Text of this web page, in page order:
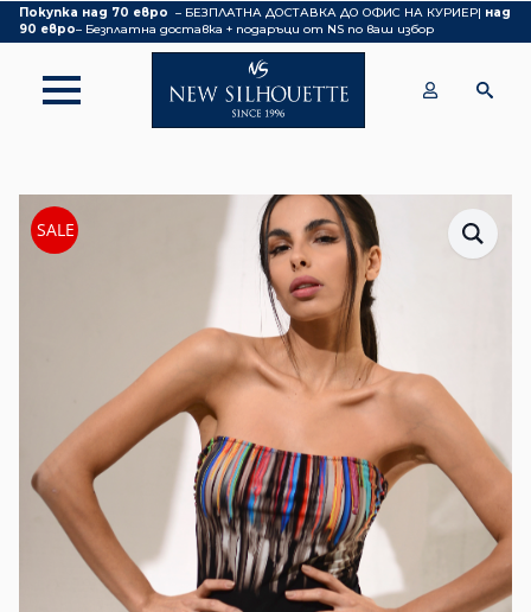
Покупка над 70 евро – БЕЗПЛАТНА ДОСТАВКА ДО ОФИС НА КУРИЕР| над
90 евро– Безплатна доставка + подаръци от NS по ваш избор
SALE